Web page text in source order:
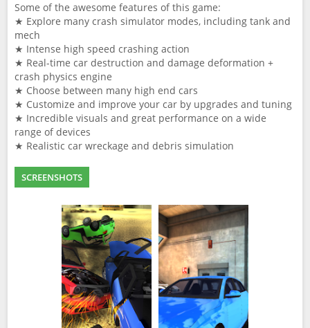
Some of the awesome features of this game:
★ Explore many crash simulator modes, including tank and
mech
★ Intense high speed crashing action
★ Real-time car destruction and damage deformation +
crash physics engine
★ Choose between many high end cars
★ Customize and improve your car by upgrades and tuning
★ Incredible visuals and great performance on a wide
range of devices
★ Realistic car wreckage and debris simulation
SCREENSHOTS